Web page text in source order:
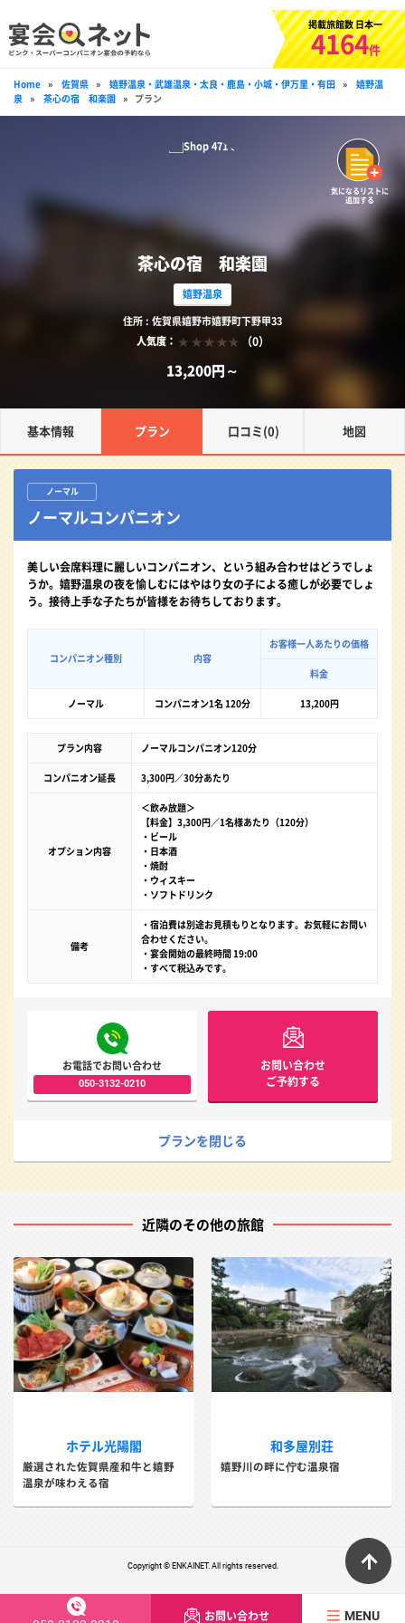
掲載旅館数 日本一
4164件
お問い合わせ MENU
Home » 佐賀県 » 嬉野温泉・武雄温泉・太良・鹿島・小城・伊万里・有田 »
嬉野温
泉 » 茶心の宿 和楽園 » プラン
茶心の宿 和楽園
嬉野温泉
住所 : 佐賀県嬉野市嬉野町下野甲33
人気度：
（0）
13,200円～
気になるリストに
追加する
基本情報 プラン 口コミ(0) 地図
ノーマル
ノーマルコンパニオン
美しい会席料理に麗しいコンパニオン、という組み合わせはどうでしょ
うか。嬉野温泉の夜を愉しむにはやはり女の子による癒しが必要でしょ
う。接待上手な子たちが皆様をお待ちしております。
コンパニオン種別 内容
お客様一人あたりの価格
料金
ノーマル コンパニオン1名 120分 13,200円
プラン内容 ノーマルコンパニオン120分
コンパニオン延長 3,300円／30分あたり
オプション内容
＜飲み放題＞
【料金】3,300円／1名様あたり（120分）
・ビール
・日本酒
・焼酎
・ウィスキー
・ソフトドリンク
備考
・宿泊費は別途お見積もりとなります。お気軽にお問い
合わせください。
・宴会開始の最終時間 19:00
・すべて税込みです。
お電話でお問い合わせ
050-3132-0210
お問い合わせ
ご予約する
プランを閉じる
近隣のその他の旅館
ホテル光陽閣
厳選された佐賀県産和牛と嬉野
温泉が味わえる宿
和多屋別荘
嬉野川の畔に佇む温泉宿
Copyright © ENKAINET. All rights reserved.